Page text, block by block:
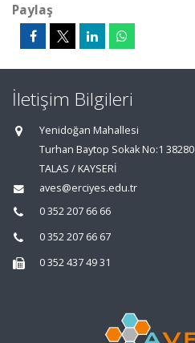
Paylaş
İletişim Bilgileri
Yenidoğan Mahallesi
Turhan Baytop Sokak No:1 38280
TALAS / KAYSERİ
aves@erciyes.edu.tr
0 352 207 66 66
0 352 207 66 67
0 352 437 49 31